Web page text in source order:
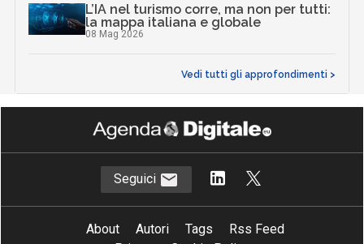
L’IA nel turismo corre, ma non per tutti:
la mappa italiana e globale
08 Mag 2026
Vedi tutti gli approfondimenti >
Seguici
About Autori Tags
Rss Feed